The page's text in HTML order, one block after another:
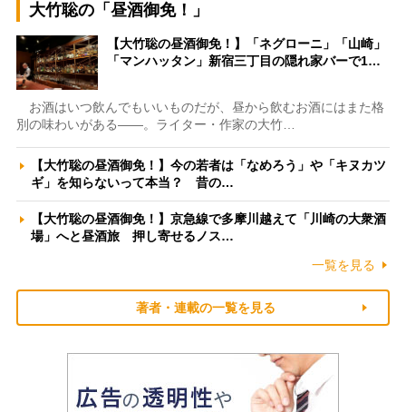
大竹聡の「昼酒御免！」
【大竹聡の昼酒御免！】「ネグローニ」「山崎」
「マンハッタン」新宿三丁目の隠れ家バーで1…
お酒はいつ飲んでもいいものだが、昼から飲むお酒にはまた格
別の味わいがある――。ライター・作家の大竹…
【大竹聡の昼酒御免！】今の若者は「なめろう」や「キヌカツ
ギ」を知らないって本当？ 昔の…
【大竹聡の昼酒御免！】京急線で多摩川越えて「川崎の大衆酒
場」へと昼酒旅 押し寄せるノス…
一覧を見る
著者・連載の一覧を見る